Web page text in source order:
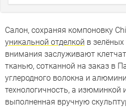
Салон, сохраняя компоновку
уникальной отделкой в
внимания заслуживают
тканью, сотканной на заказ в
углеродного волокна и
технологичность, а изюминкой
выполненная вручную